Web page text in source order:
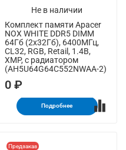
Не в наличии
Комплект памяти Apacer
NOX WHITE DDR5 DIMM
64Гб (2х32Гб), 6400МГц,
CL32, RGB, Retail, 1.4В,
XMP, с радиатором
(AH5U64G64C552NWAA-2)
0 ₽
Подробнее
Предзаказ